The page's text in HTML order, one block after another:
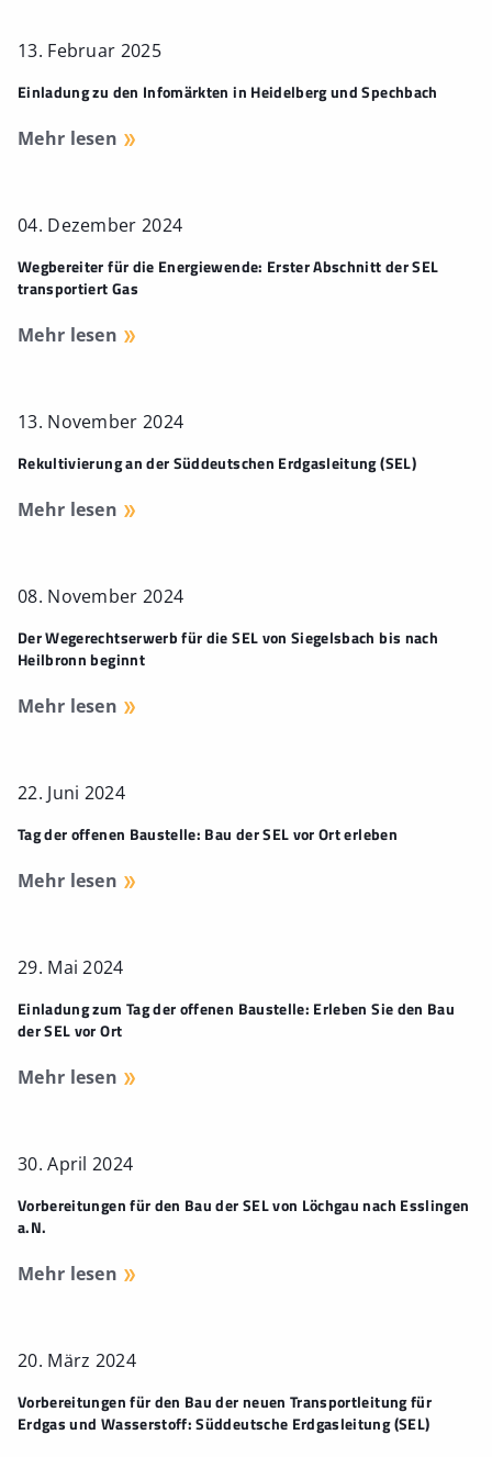
13. Februar 2025
Einladung zu den Infomärkten in Heidelberg und Spechbach
Mehr lesen
04. Dezember 2024
Wegbereiter für die Energiewende: Erster Abschnitt der SEL
transportiert Gas
Mehr lesen
13. November 2024
Rekultivierung an der Süddeutschen Erdgasleitung (SEL)
Mehr lesen
08. November 2024
Der Wegerechtserwerb für die SEL von Siegelsbach bis nach
Heilbronn beginnt
Mehr lesen
22. Juni 2024
Tag der offenen Baustelle: Bau der SEL vor Ort erleben
Mehr lesen
29. Mai 2024
Einladung zum Tag der offenen Baustelle: Erleben Sie den Bau
der SEL vor Ort
Mehr lesen
30. April 2024
Vorbereitungen für den Bau der SEL von Löchgau nach Esslingen
a.N.
Mehr lesen
20. März 2024
Vorbereitungen für den Bau der neuen Transportleitung für
Erdgas und Wasserstoff: Süddeutsche Erdgasleitung (SEL)